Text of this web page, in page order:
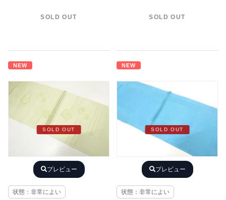
SOLD OUT SOLD OUT
NEW
SOLD OUT
プレビュー
状態：非常によい
NEW
SOLD OUT
プレビュー
状態：非常によい